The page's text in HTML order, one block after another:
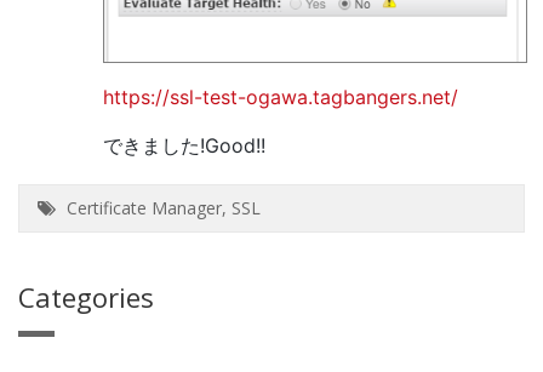
https://ssl-test-ogawa.tagbangers.net/
できました!Good!!
Certificate Manager, SSL
Categories